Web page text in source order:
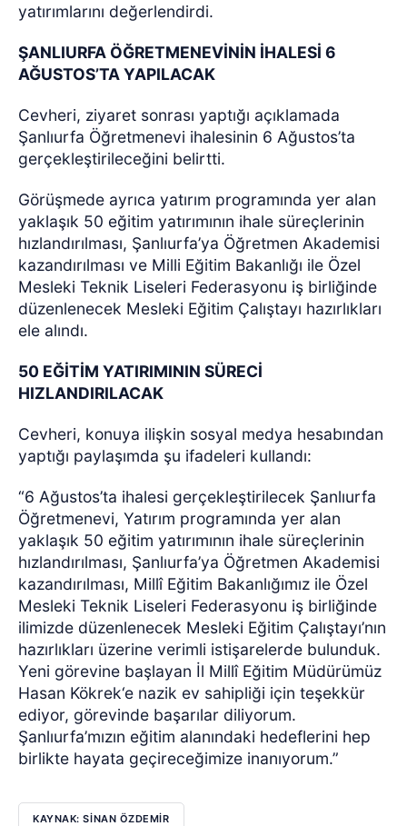
yatırımlarını değerlendirdi.
ŞANLIURFA ÖĞRETMENEVİNİN İHALESİ 6
AĞUSTOS’TA YAPILACAK
Cevheri, ziyaret sonrası yaptığı açıklamada
Şanlıurfa Öğretmenevi ihalesinin 6 Ağustos’ta
gerçekleştirileceğini belirtti.
Görüşmede ayrıca yatırım programında yer alan
yaklaşık 50 eğitim yatırımının ihale süreçlerinin
hızlandırılması, Şanlıurfa’ya Öğretmen Akademisi
kazandırılması ve Milli Eğitim Bakanlığı ile Özel
Mesleki Teknik Liseleri Federasyonu iş birliğinde
düzenlenecek Mesleki Eğitim Çalıştayı hazırlıkları
ele alındı.
50 EĞİTİM YATIRIMININ SÜRECİ
HIZLANDIRILACAK
Cevheri, konuya ilişkin sosyal medya hesabından
yaptığı paylaşımda şu ifadeleri kullandı:
“6 Ağustos’ta ihalesi gerçekleştirilecek Şanlıurfa
Öğretmenevi, Yatırım programında yer alan
yaklaşık 50 eğitim yatırımının ihale süreçlerinin
hızlandırılması, Şanlıurfa’ya Öğretmen Akademisi
kazandırılması, Millî Eğitim Bakanlığımız ile Özel
Mesleki Teknik Liseleri Federasyonu iş birliğinde
ilimizde düzenlenecek Mesleki Eğitim Çalıştayı’nın
hazırlıkları üzerine verimli istişarelerde bulunduk.
Yeni görevine başlayan İl Millî Eğitim Müdürümüz
Hasan Kökrek‘e nazik ev sahipliği için teşekkür
ediyor, görevinde başarılar diliyorum.
Şanlıurfa’mızın eğitim alanındaki hedeflerini hep
birlikte hayata geçireceğimize inanıyorum.”
KAYNAK: SİNAN ÖZDEMİR